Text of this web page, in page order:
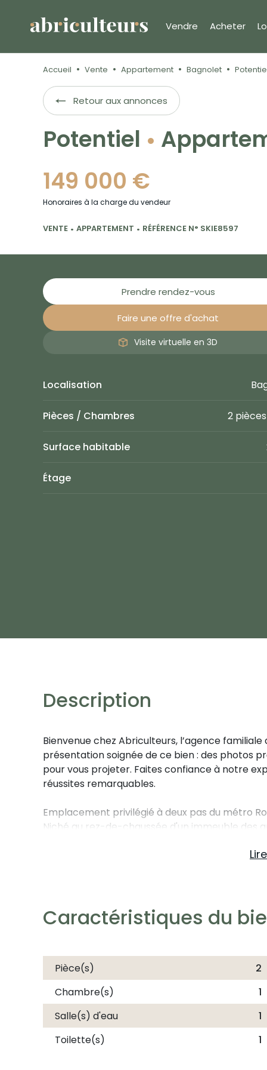
Vendre Acheter
Accueil Vente Appartement Bagnolet
Retour aux annonces
Potentiel
149 000 €
Honoraires à la charge du vendeur
VENTE APPARTEMENT RÉFÉRENCE N° SKIE8597
Prendre rendez-vous
Faire une offre d'achat
Visite virtuelle en 3D
Localisation
Pièces / Chambres 2
Surface habitable
Étage
Description
Bienvenue chez Abriculteurs, l’agence
présentation soignée de ce bien : des photos
pour vous projeter. Faites confiance à notre
réussites remarquables.
Emplacement privilégié à deux pas du métro
Niché au rez-de-chaussée d'un immeuble des
une cuisine à personnaliser selon vos envies.
idéale pour un premier achat ou un
Confort technique et gestion sereine.
Savourez la quiétude d'une petite copropriété
l'appartement dispose d'une chaudière
Les + du bien :
- Localisation idéale : À 500 mètres du métro
- Économies d'énergie : Chaudière neuve
Caractéristiques du
Pièce(s)
2
Chambre(s)
1
Salle(s) d'eau
1
Toilette(s)
1